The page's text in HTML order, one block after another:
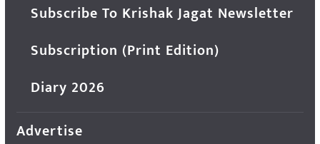
Subscribe To Krishak Jagat Newsletter
Subscription (Print Edition)
Diary 2026
Advertise